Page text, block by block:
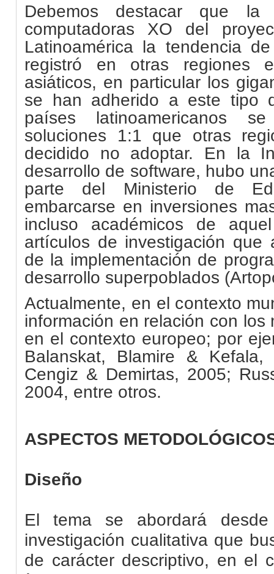
Debemos destacar que la
computadoras XO del
Latinoamérica la tendencia
registró en otras regiones
asiáticos, en particular los
se han adherido a este tipo
países latinoamericanos
soluciones 1:1 que otras
decidido no adoptar. En la
desarrollo de software, hubo
parte del Ministerio de
embarcarse en inversiones
incluso académicos de
artículos de investigación que
de la implementación de
desarrollo superpoblados
Actualmente, en el contexto
información en relación con los
en el contexto europeo; por
Balanskat, Blamire &
Cengiz & Demirtas, 2005;
2004, entre otros.
ASPECTOS
Diseño
El tema se abordará
investigación cualitativa que
de carácter descriptivo, en el